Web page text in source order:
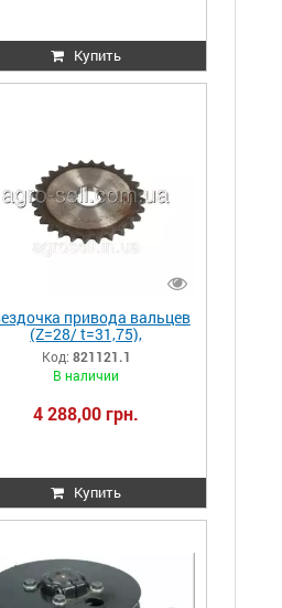
Купить
привода вальцев
(Z=28/ t=31,75),
Claas>Rol.46/66 821121.1
821121 0008211211
Код: 821121.1
В наличии
4 288,00 грн.
Купить